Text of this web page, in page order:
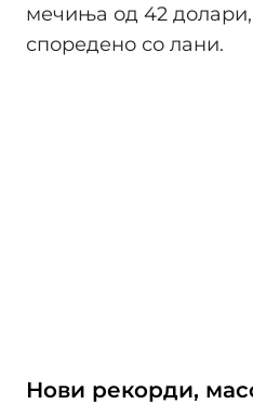
мечиња од 42 долари,
споредено со лани.
Нови рекорди,